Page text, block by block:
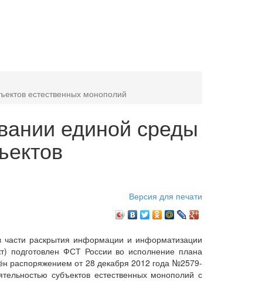
естественных монополий
единой среды
Версия для печати
раскрытия информации и информатизации
подготовлен ФСТ России во исполнение плана
распоряжением от 28 декабря 2012 года №2579-
субъектов естественных монополий с